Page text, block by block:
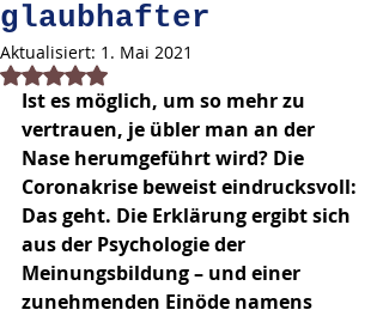
glaubhafter
Aktualisiert: 1. Mai 2021
Mit NaN von 5 Sternen bewertet.
Ist es möglich, um so mehr zu
vertrauen, je übler man an der
Nase herumgeführt wird? Die
Coronakrise beweist eindrucksvoll:
Das geht. Die Erklärung ergibt sich
aus der Psychologie der
Meinungsbildung – und einer
zunehmenden Einöde namens